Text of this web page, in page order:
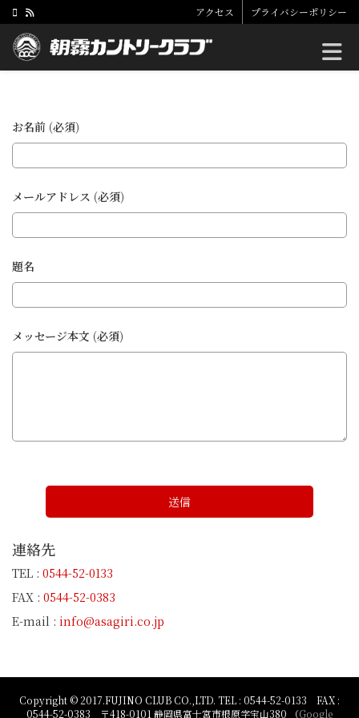
アクセス プライバシーポリシー
お名前 (必須)
メールアドレス (必須)
題名
メッセージ本文 (必須)
連絡先
TEL : 0544-52-0133
FAX : 0544-52-0383
E-mail : info@asagiri.co.jp
Copyright © 2017.FUJINO CLUB CO.,LTD. TEL : 0544-52-0133 FAX :
0544-52-0383 〒418-0101 静岡県富士宮市根原字宝山380 （Google